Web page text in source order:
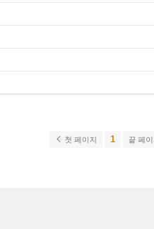
첫 페이지 1 끝 페